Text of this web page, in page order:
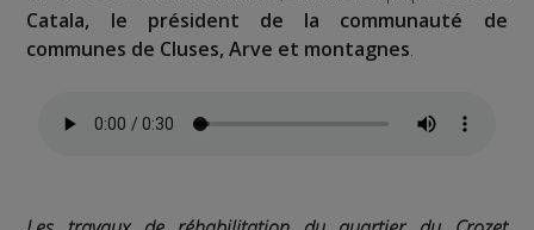
Catala, le président de la communauté de
communes de Cluses, Arve et montagnes.